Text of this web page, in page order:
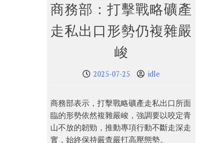
商務部：打擊戰略礦產
走私出口形勢仍複雜嚴
峻
2025-07-25 idle
商務部表示，打擊戰略礦產走私出口所面
臨的形勢依然複雜嚴峻，強調要以咬定青
山不放的韌勁，推動專項行動不斷走深走
實，始終保持嚴查嚴打高壓態勢。